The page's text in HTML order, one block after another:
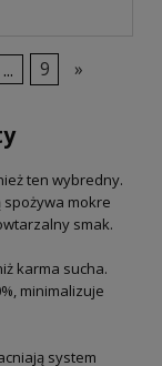
... 9 »
ten wybredny.
spożywa mokre
smak.
karma sucha.
minimalizuje
system